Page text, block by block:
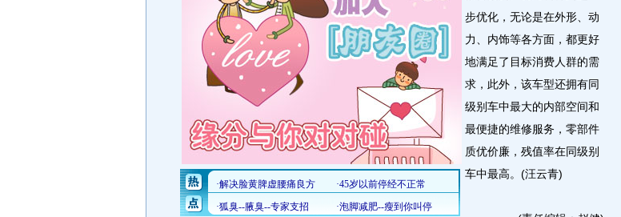
步优化，无论是在外形、动
力、内饰等各方面，都更好
地满足了目标消费人群的需
求，此外，该车型还拥有同
级别车中最大的内部空间和
最便捷的维修服务，零部件
质优价廉，残值率在同级别
车中最高。(汪云青)